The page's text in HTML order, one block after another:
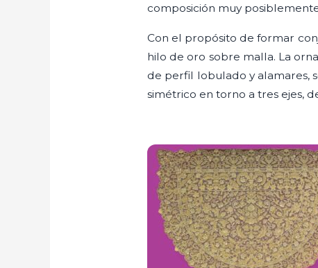
composición muy
Con el propósito de formar
hilo de oro sobre malla. La
de perfil lobulado y alamares,
simétrico en torno a tres ejes,